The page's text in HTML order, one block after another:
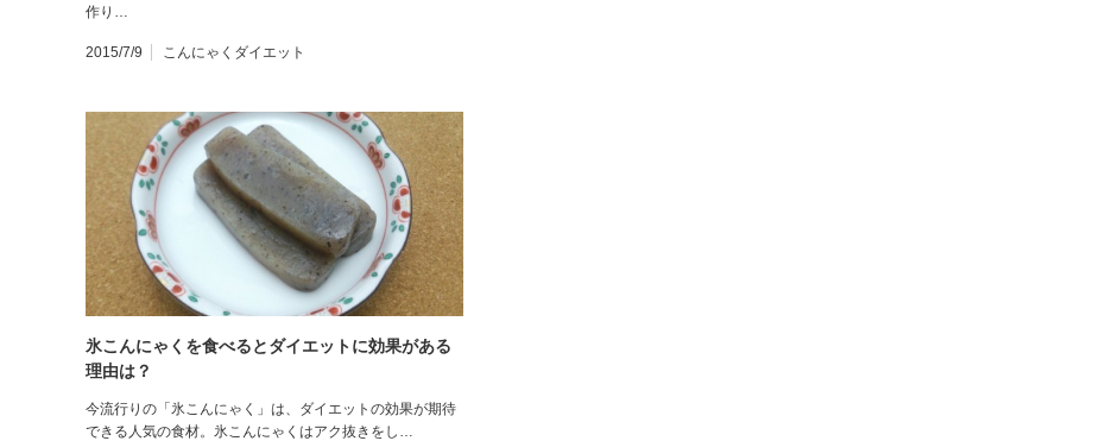
作り…
2015/7/9 こんにゃくダイエット
氷こんにゃくを食べるとダイエットに効果がある
理由は？
今流行りの「氷こんにゃく」は、ダイエットの効果が期待
できる人気の食材。氷こんにゃくはアク抜きをし…